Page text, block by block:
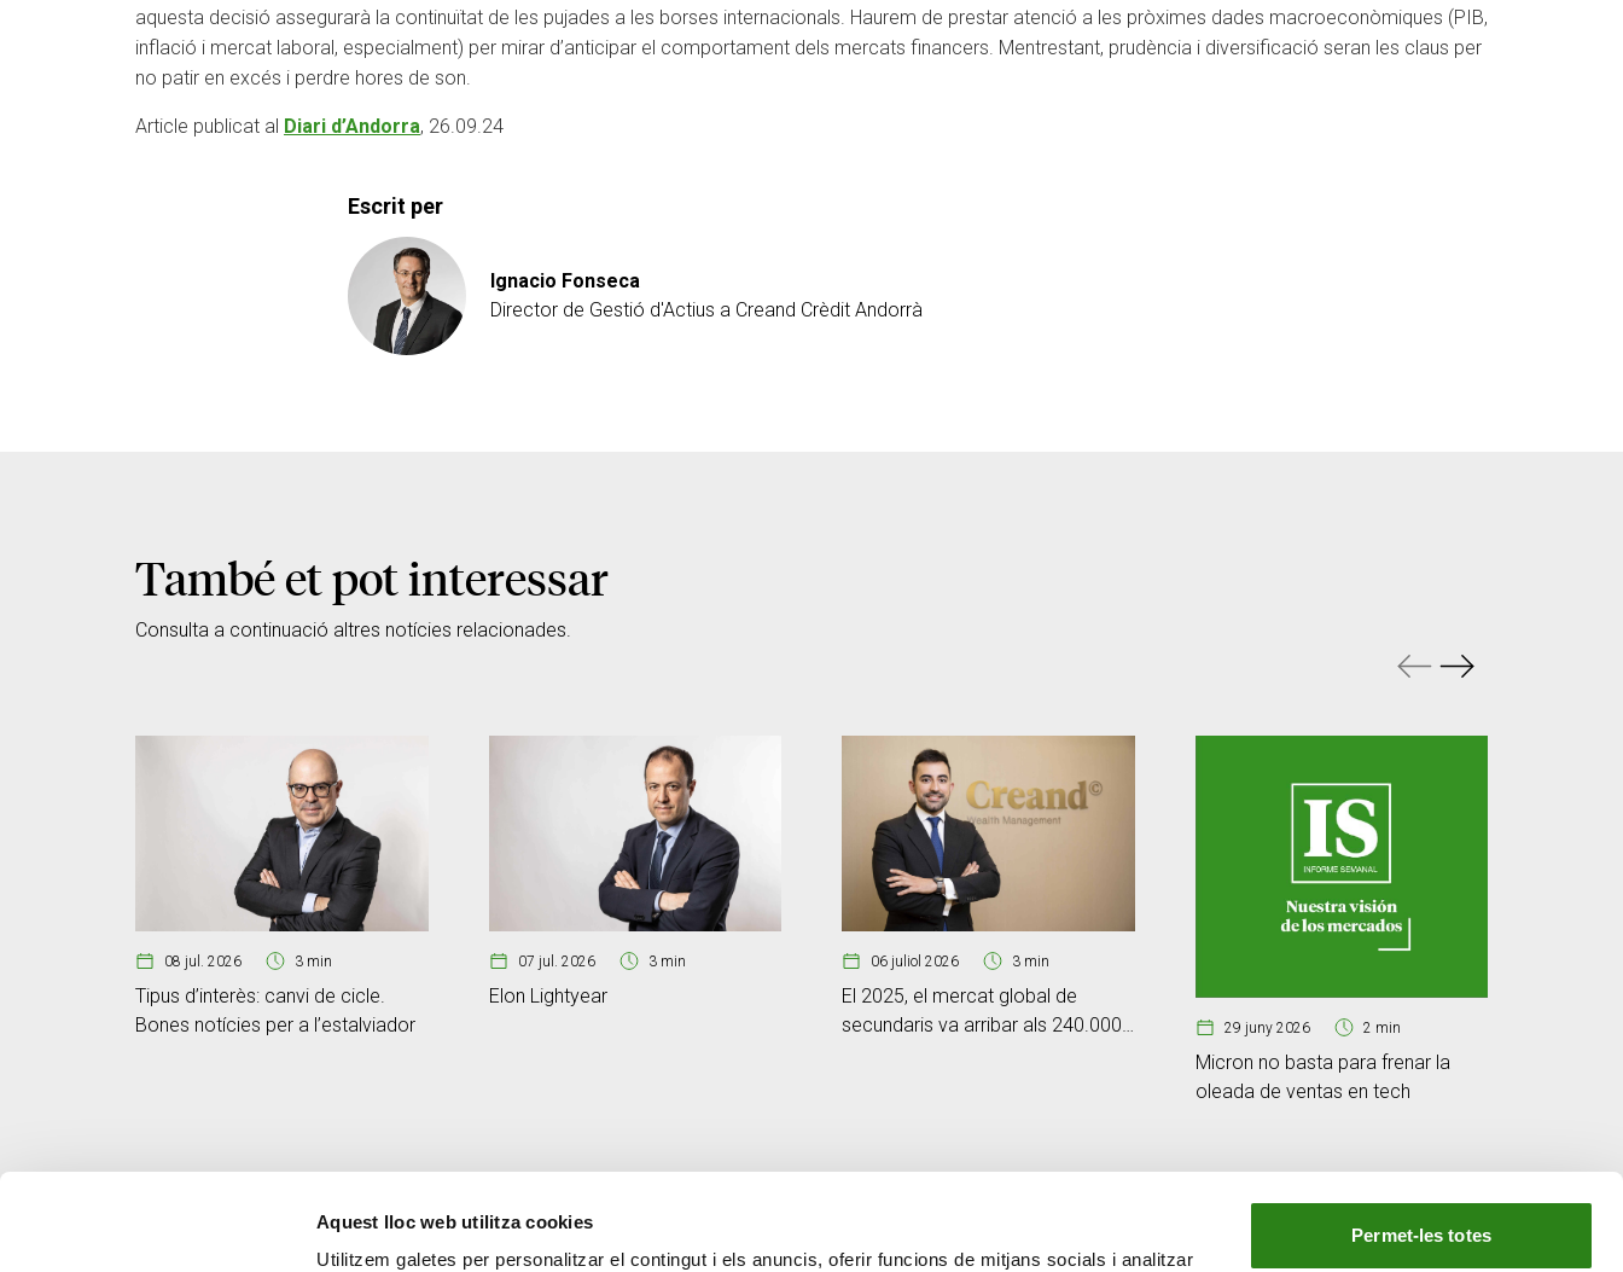
Aquest lloc web utilitza cookies
Utilitzem galetes per personalitzar el contingut i els anuncis, oferir funcions de mitjans socials i analitzar
Permet-les totes
aquesta decisió assegurarà la continuïtat de les pujades a les borses internacionals. Haurem de prestar atenció a les pròximes dades macroeconòmiques (PIB,
inflació i mercat laboral, especialment) per mirar d’anticipar el comportament dels mercats financers. Mentrestant, prudència i diversificació seran les claus per
no patir en excés i perdre hores de son.
Article publicat al Diari d’Andorra, 26.09.24
Escrit per
Ignacio Fonseca
Director de Gestió d'Actius a Creand Crèdit Andorrà
També et pot interessar
Consulta a continuació altres notícies relacionades.
08 jul. 2026 3 min
Tipus d’interès: canvi de cicle.
Bones notícies per a l’estalviador
07 jul. 2026 3 min
Elon Lightyear
06 juliol 2026 3 min
El 2025, el mercat global de
secundaris va arribar als 240.000
29 juny 2026 2 min
Micron no basta para frenar la
oleada de ventas en tech